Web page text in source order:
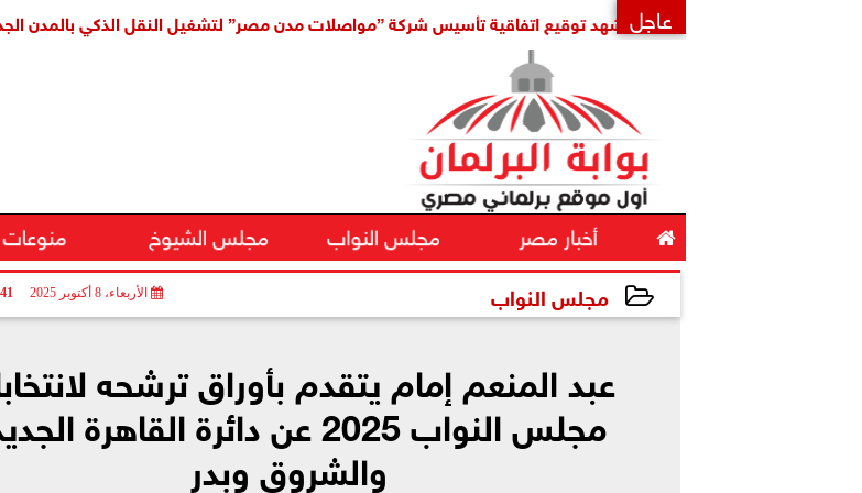
عاجل
مدبولي يشهد توقيع اتفاقية تأسيس شركة ”مواصلات مدن مصر” لتشغيل النقل الذكي بالمدن الجديدة
 أخبار مصر مجلس النواب مجلس الشيوخ منوعات
مجلس النواب الأربعاء، 8 أكتوبر 2025
عبد المنعم إمام يتقدم بأوراق ترشحه
مجلس النواب 2025 عن دائرة القاهرة
والشروق وبدر